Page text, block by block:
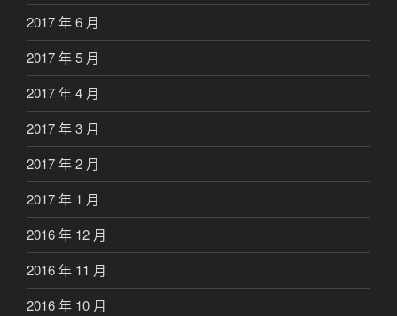
2017 年 6 月
2017 年 5 月
2017 年 4 月
2017 年 3 月
2017 年 2 月
2017 年 1 月
2016 年 12 月
2016 年 11 月
2016 年 10 月